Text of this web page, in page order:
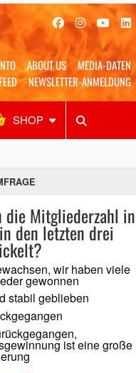
ABOUT US
MEDIA-DATEN
FEED NEWSLETTER-ANMELDUNG
SHOP
Shop SUCHEN
die Mitgliederzahl in
den letzten drei
wir haben viele
gewonnen
stabil geblieben
ist eine große